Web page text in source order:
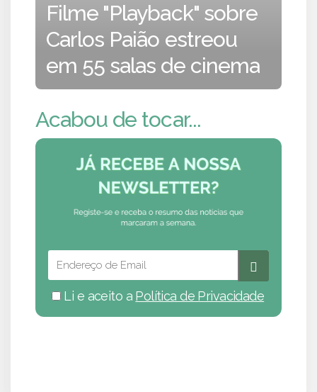
Filme "Playback" sobre
Carlos Paião estreou
em 55 salas de cinema
Acabou de tocar...
Li e aceito a Política de Privacidade